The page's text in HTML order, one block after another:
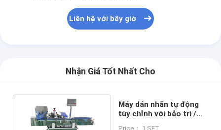
Liên hệ với bây giờ
Nhận Giá Tốt Nhất Cho
Máy dán nhãn tự động
tùy chỉnh với bảo trì /
Price： 1 SET